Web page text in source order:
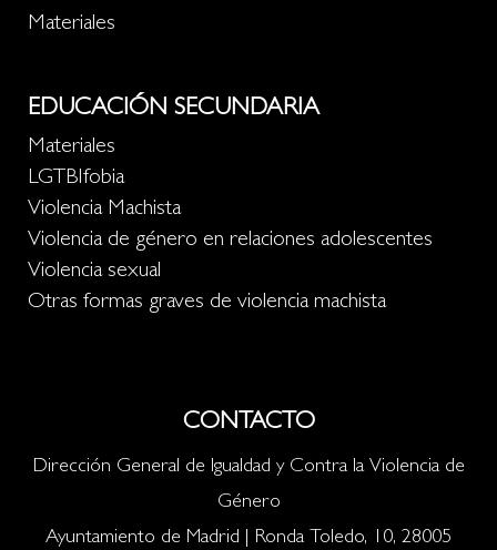
Materiales
EDUCACIÓN SECUNDARIA
Materiales
LGTBIfobia
Violencia Machista
Violencia de género en relaciones adolescentes
Violencia sexual
Otras formas graves de violencia machista
CONTACTO
Dirección General de Igualdad y Contra la Violencia de
Género
Ayuntamiento de Madrid | Ronda Toledo, 10, 28005